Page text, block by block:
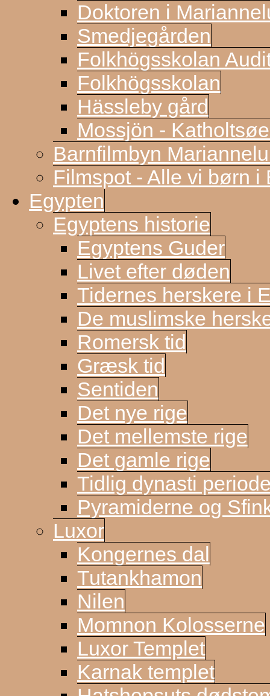
Doktoren i
Smedjegården
Folkhögsskolan
Folkhögsskolan
Hässleby gård
Mossjön -
Barnfilmbyn
Filmspot - Alle vi børn i
Egypten
Egyptens historie
Egyptens Guder
Livet efter døden
Tidernes herskere i
De muslimske
Romersk tid
Græsk tid
Sentiden
Det nye rige
Det mellemste rige
Det gamle rige
Tidlig dynasti
Pyramiderne og
Luxor
Kongernes dal
Tutankhamon
Nilen
Momnon Kolosserne
Luxor Templet
Karnak templet